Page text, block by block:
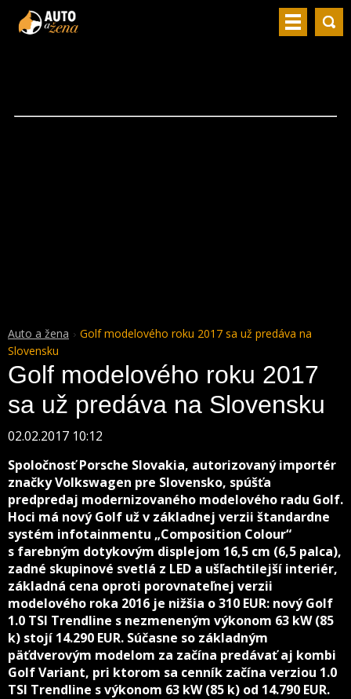
Auto a žena
Golf modelového roku 2017 sa už predáva na
Slovensku
Golf modelového roku 2017
sa už predáva na Slovensku
02.02.2017 10:12
Spoločnosť Porsche Slovakia, autorizovaný importér
značky Volkswagen pre Slovensko, spúšťa
predpredaj modernizovaného modelového radu Golf.
Hoci má nový Golf už v základnej verzii štandardne
systém infotainmentu „Composition Colour“
s farebným dotykovým displejom 16,5 cm (6,5 palca),
zadné skupinové svetlá z LED a ušľachtilejší interiér,
základná cena oproti porovnateľnej verzii
modelového roka 2016 je nižšia o 310 EUR: nový Golf
1.0 TSI Trendline s nezmeneným výkonom 63 kW (85
k) stojí 14.290 EUR. Súčasne so základným
päťdverovým modelom za začína predávať aj kombi
Golf Variant, pri ktorom sa cenník začína verziou 1.0
TSI Trendline s výkonom 63 kW (85 k) od 14.790 EUR.